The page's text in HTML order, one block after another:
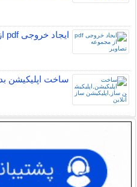
ایجاد خروجی pdf از مجموعه تصاویر
ساخت اپلیکیشن